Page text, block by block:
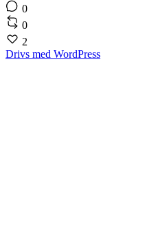
0
0
2
Drivs med WordPress